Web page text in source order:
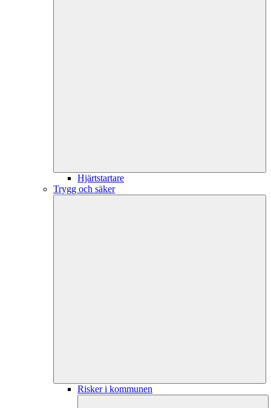
Hjärtstartare
Trygg och säker
Risker i kommunen